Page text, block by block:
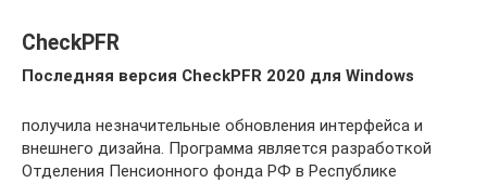
CheckPFR
Последняя версия CheckPFR 2020 для Windows
получила незначительные обновления интерфейса и
внешнего дизайна. Программа является разработкой
Отделения Пенсионного фонда РФ в Республике